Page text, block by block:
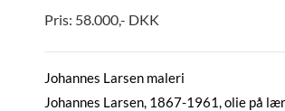
Pris: 58.000,- DKK
Johannes Larsen maleri
Johannes Larsen, 1867-1961, olie på